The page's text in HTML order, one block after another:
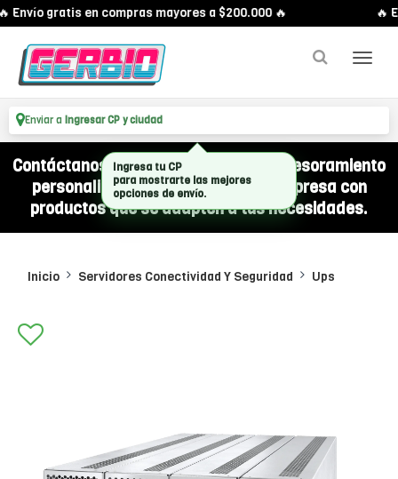
Envío gratis en compras mayores a $200.000 🔥 🔥
Enviar a Ingresar CP y ciudad
Contáctanos por WhatsApp y recibí asesoramiento
personalizado para equipar a tu empresa con
productos que se adapten a tus necesidades.
Inicio Servidores Conectividad Y Seguridad Ups
Ingresa tu CP
para mostrarte las mejores
opciones de envío.